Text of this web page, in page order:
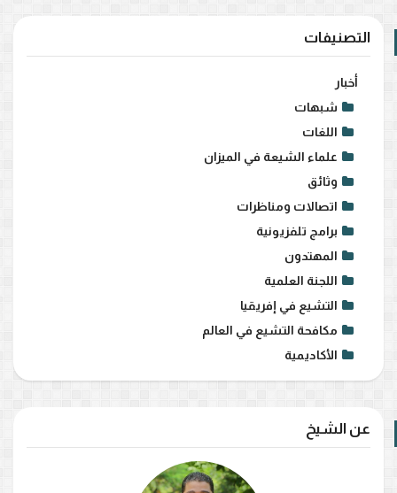
التصنيفات
أخبار
شبهات
اللغات
علماء الشيعة في الميزان
وثائق
اتصالات ومناظرات
برامج تلفزيونية
المهتدون
اللجنة العلمية
التشيع في إفريقيا
مكافحة التشيع في العالم
الأكاديمية
عن الشيخ